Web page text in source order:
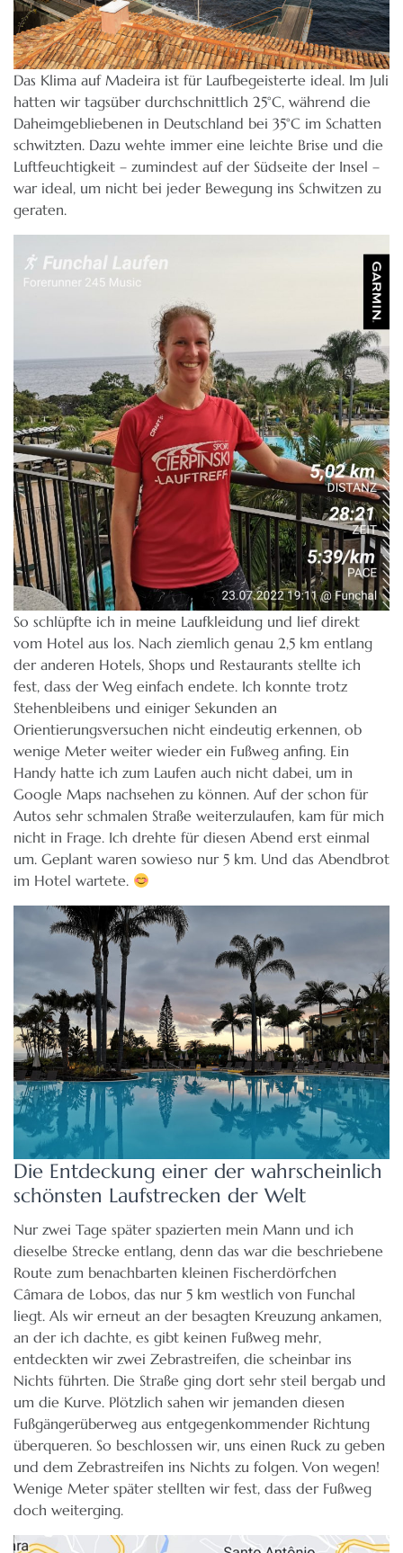
Das Klima auf Madeira ist für Laufbegeisterte ideal. Im Juli
hatten wir tagsüber durchschnittlich 25°C, während die
Daheimgebliebenen in Deutschland bei 35°C im Schatten
schwitzten. Dazu wehte immer eine leichte Brise und die
Luftfeuchtigkeit – zumindest auf der Südseite der Insel –
war ideal, um nicht bei jeder Bewegung ins Schwitzen zu
geraten.
So schlüpfte ich in meine Laufkleidung und lief direkt
vom Hotel aus los. Nach ziemlich genau 2,5 km entlang
der anderen Hotels, Shops und Restaurants stellte ich
fest, dass der Weg einfach endete. Ich konnte trotz
Stehenbleibens und einiger Sekunden an
Orientierungsversuchen nicht eindeutig erkennen, ob
wenige Meter weiter wieder ein Fußweg anfing. Ein
Handy hatte ich zum Laufen auch nicht dabei, um in
Google Maps nachsehen zu können. Auf der schon für
Autos sehr schmalen Straße weiterzulaufen, kam für mich
nicht in Frage. Ich drehte für diesen Abend erst einmal
um. Geplant waren sowieso nur 5 km. Und das Abendbrot
im Hotel wartete.
Die Entdeckung einer der wahrscheinlich
schönsten Laufstrecken der Welt
Nur zwei Tage später spazierten mein Mann und ich
dieselbe Strecke entlang, denn das war die beschriebene
Route zum benachbarten kleinen Fischerdörfchen
Câmara de Lobos, das nur 5 km westlich von Funchal
liegt. Als wir erneut an der besagten Kreuzung ankamen,
an der ich dachte, es gibt keinen Fußweg mehr,
entdeckten wir zwei Zebrastreifen, die scheinbar ins
Nichts führten. Die Straße ging dort sehr steil bergab und
um die Kurve. Plötzlich sahen wir jemanden diesen
Fußgängerüberweg aus entgegenkommender Richtung
überqueren. So beschlossen wir, uns einen Ruck zu geben
und dem Zebrastreifen ins Nichts zu folgen. Von wegen!
Wenige Meter später stellten wir fest, dass der Fußweg
doch weiterging.